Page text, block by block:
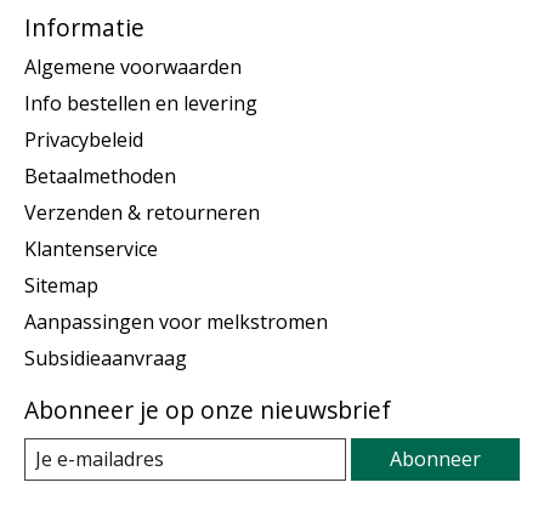
Informatie
Algemene voorwaarden
Info bestellen en levering
Privacybeleid
Betaalmethoden
Verzenden & retourneren
Klantenservice
Sitemap
Aanpassingen voor melkstromen
Subsidieaanvraag
Abonneer je op onze nieuwsbrief
Abonneer